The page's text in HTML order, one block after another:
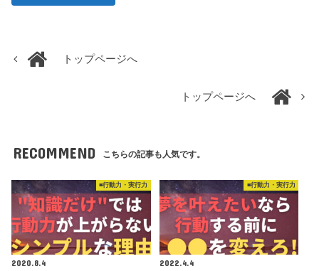
トップページへ
トップページへ
RECOMMEND こちらの記事も人気です。
■行動力・実行力
2020.8.4
■行動力・実行力
2022.4.4